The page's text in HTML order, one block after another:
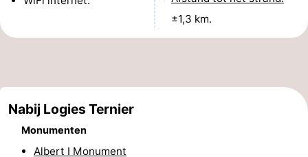
Zwembaden
-
Fietsen
±1,3 km.
Nabij Logies Ternier
Monumenten
Albert I Monument